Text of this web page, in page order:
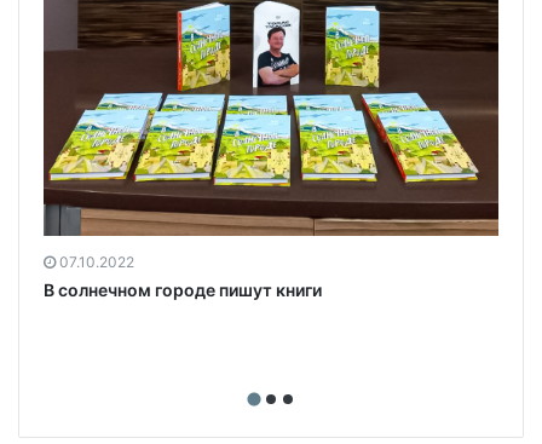
07.10.2022
В солнечном городе пишут книги